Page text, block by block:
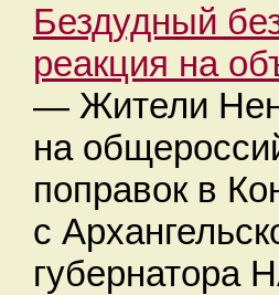
Бездудный
реакция на
— Жители
на
поправок в
с
губернатора